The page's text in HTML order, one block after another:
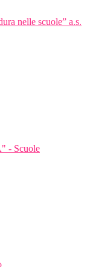
nelle scuole” a.s.
- Scuole